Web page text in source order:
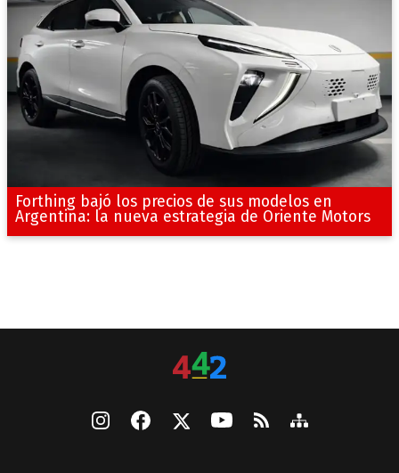
Forthing bajó los precios de sus modelos en
Argentina: la nueva estrategia de Oriente Motors